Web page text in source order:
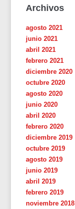
Archivos
agosto 2021
junio 2021
abril 2021
febrero 2021
diciembre 2020
octubre 2020
agosto 2020
junio 2020
abril 2020
febrero 2020
diciembre 2019
octubre 2019
agosto 2019
junio 2019
abril 2019
febrero 2019
noviembre 2018